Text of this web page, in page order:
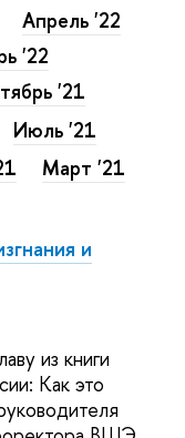
Апрель '22
'22
'21
Июль '21
Март '21
и
из книги
Как это